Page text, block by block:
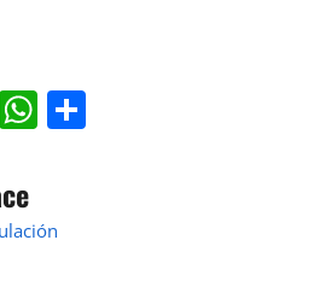
Threads
WhatsApp